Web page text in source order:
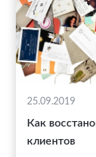
25.09.2019
Как
клиентов